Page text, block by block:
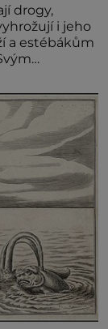
drogy,
i jeho
a estébákům
nátlak.
a